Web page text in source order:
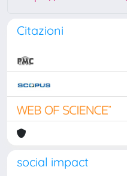
Citazioni
social impact